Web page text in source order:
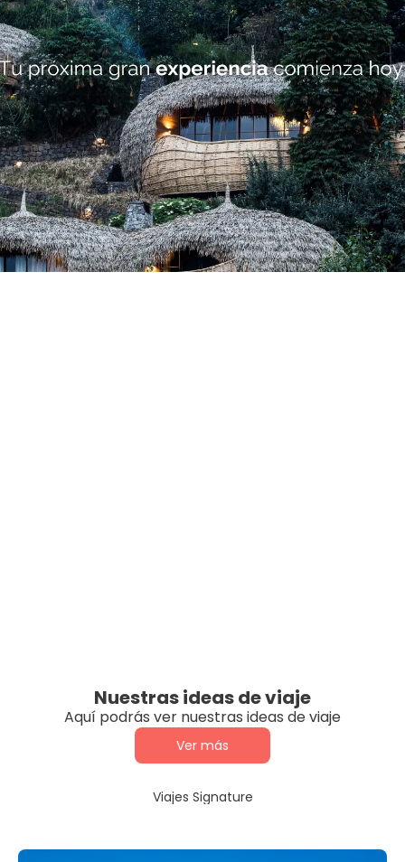
Nuestras ideas de viaje
Aquí podrás ver nuestras ideas de viaje
Ver más
Viajes Signature